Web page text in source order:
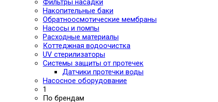
Фильтры насадки
Накопительные баки
Обратноосмотические мембраны
Насосы и помпы
Расходные материалы
Коттеджная водоочистка
UV стерилизаторы
Системы защиты от протечек
Датчики протечки воды
Насосное оборудование
1
По брендам